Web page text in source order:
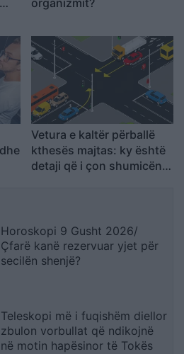
organizmit?
Vetura e kaltër përballë
kthesës majtas: ky është
detaji që i çon shumicën
Horoskopi 9 Gusht 2026/
Çfarë kanë rezervuar yjet për
secilën shenjë?
Teleskopi më i fuqishëm diellor
zbulon vorbullat që ndikojnë
në motin hapësinor të Tokës